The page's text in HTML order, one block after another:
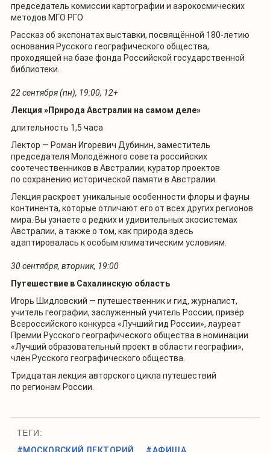
председатель комиссии картографии и аэрокосмических
методов МГО РГО
Рассказ об экспонатах выставки, посвящённой 180-летию
основания Русского географического общества,
проходящей на базе фонда Российской государственной
библиотеки.
22 сентября (пн), 19:00, 12+
Лекция »Природа Австралии на самом деле»
длительность 1,5 часа
Лектор — Роман Игоревич Дубинин, заместитель
председателя Молодёжного совета российских
соотечественников в Австралии, куратор проектов
по сохранению исторической памяти в Австралии.
Лекция раскроет уникальные особенности флоры и фауны
континента, которые отличают его от всех других регионов
мира. Вы узнаете о редких и удивительных экосистемах
Австралии, а также о том, как природа здесь
адаптировалась к особым климатическим условиям.
30 сентября, вторник, 19:00
Путешествие в Сахалинскую область
Игорь Шидловский — путешественник и гид, журналист,
учитель географии, заслуженный учитель России, призёр
Всероссийского конкурса «Лучший гид России», лауреат
Премии Русского географического общества в номинации
«Лучший образовательный проект в области географии»,
член Русского географического общества.
Тридцатая лекция авторского цикла путешествий
по регионам России.
ТЕГИ:
#МОСКОВСКИЙ ЛЕКТОРИЙ
#АФИША